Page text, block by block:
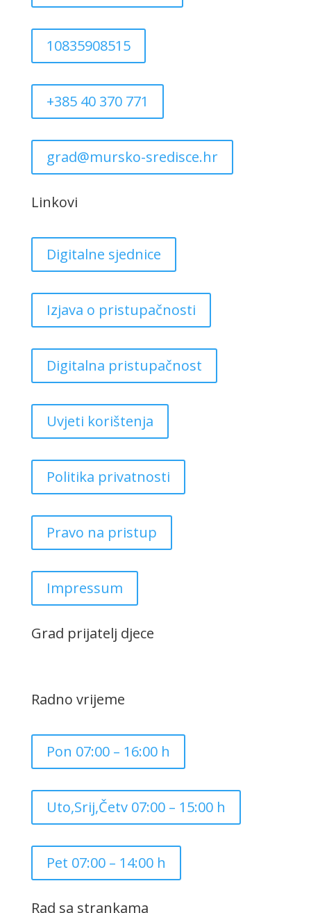
10835908515
+385 40 370 771
grad@mursko-sredisce.hr
Linkovi
Digitalne sjednice
Izjava o pristupačnosti
Digitalna pristupačnost
Uvjeti korištenja
Politika privatnosti
Pravo na pristup
Impressum
Grad prijatelj djece
Radno vrijeme
Pon 07:00 – 16:00 h
Uto,Srij,Četv 07:00 – 15:00 h
Pet 07:00 – 14:00 h
Rad sa strankama